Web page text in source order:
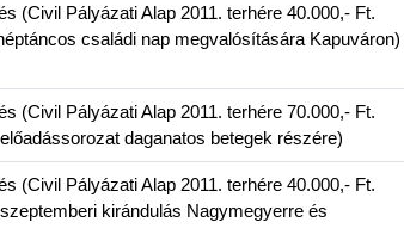
(Civil Pályázati Alap 2011. terhére 40.000,- Ft.
családi nap megvalósítására Kapuváron)
(Civil Pályázati Alap 2011. terhére 70.000,- Ft.
daganatos betegek részére)
(Civil Pályázati Alap 2011. terhére 40.000,- Ft.
kirándulás Nagymegyerre és